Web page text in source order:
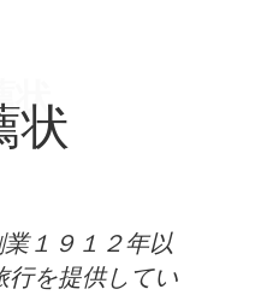
状
状
１９１２年以
行を提供してい